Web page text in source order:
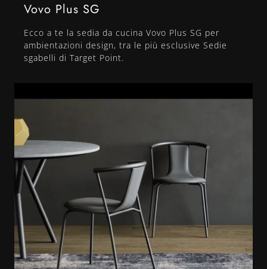
Vovo Plus SG
Ecco a te la sedia da cucina Vovo Plus SG per
ambientazioni design, tra le più esclusive Sedie
sgabelli di Target Point.